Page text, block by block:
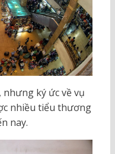
ký ức về vụ
nhiều tiểu thương
nay.